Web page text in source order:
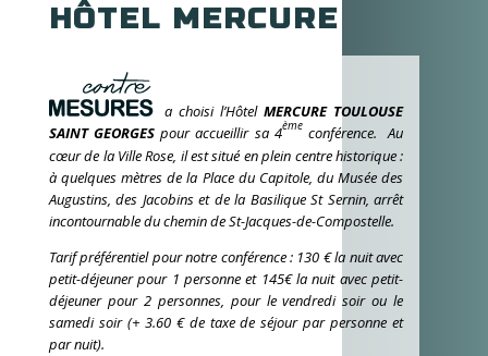
HÔTEL MERCURE
a choisi l’HôtelMERCURE TOULOUSE
SAINT GEORGESpour accueillir sa 4ème conférence. Au
cœur de la Ville Rose, il est situé en plein centre historique :
à quelques mètres de la Place du Capitole, du Musée des
Augustins, des Jacobins et de la Basilique St Sernin, arrêt
incontournable du chemin de St-Jacques-de-Compostelle.
Tarif préférentiel pour notre conférence : 130 € la nuit avec
petit-déjeuner pour 1 personne et 145€ la nuit avec petit-
déjeuner pour 2 personnes, pour le vendredi soir ou le
samedi soir (+ 3.60 € de taxe de séjour par personne et
par nuit).